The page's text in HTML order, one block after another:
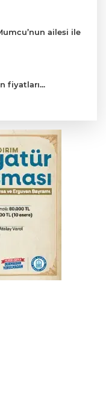
ailesi ile
fiyatları...
destek
işgaline geçit yok
olacak?
ve